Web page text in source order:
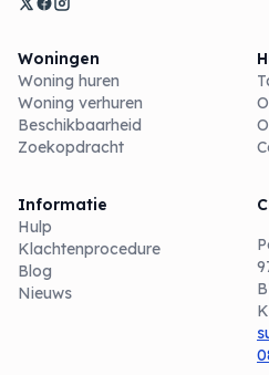
Woningen
Woning huren
Woning verhuren
Beschikbaarheid
Zoekopdracht
Informatie
Hulp
Klachtenprocedure
Blog
Nieuws